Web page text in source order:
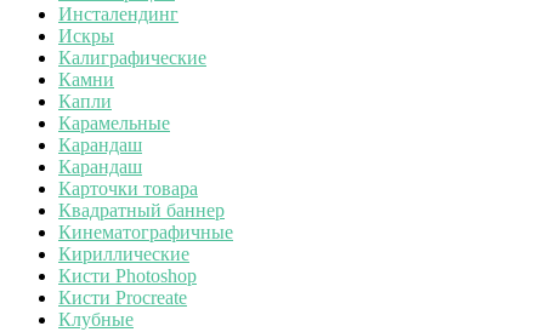
Инсталендинг
Искры
Калиграфические
Камни
Капли
Карамельные
Карандаш
Карандаш
Карточки товара
Квадратный баннер
Кинематографичные
Кириллические
Кисти Photoshop
Кисти Procreate
Клубные